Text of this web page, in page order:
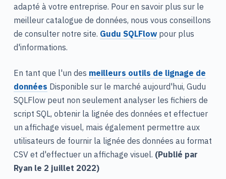
adapté à votre entreprise. Pour en savoir plus sur le
meilleur catalogue de données, nous vous conseillons
de consulter notre site. Gudu SQLFlowpour plus
d'informations.
En tant que l'un des meilleurs outils de lignage de
données Disponible sur le marché aujourd'hui, Gudu
SQLFlow peut non seulement analyser les fichiers de
script SQL, obtenir la lignée des données et effectuer
un affichage visuel, mais également permettre aux
utilisateurs de fournir la lignée des données au format
CSV et d'effectuer un affichage visuel. (Publié par
Ryan le 2 juillet 2022)